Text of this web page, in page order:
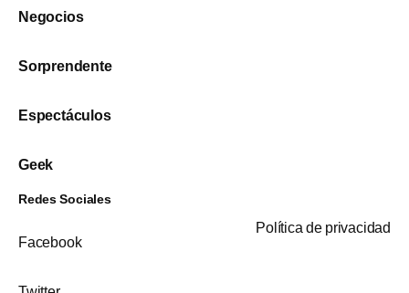
Negocios
Sorprendente
Espectáculos
Geek
Redes Sociales
Facebook
Política de privacidad